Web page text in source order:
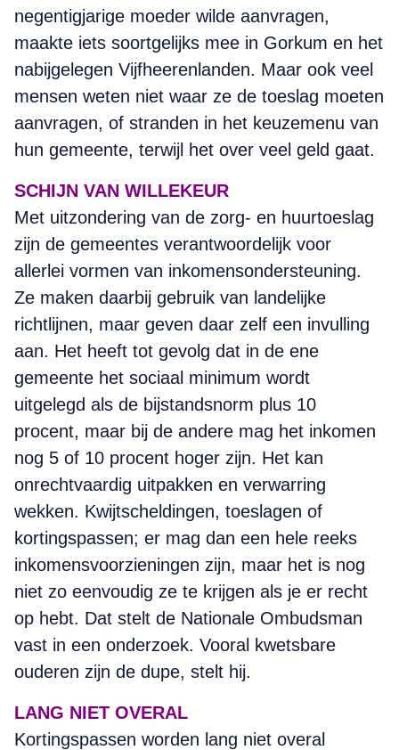
negentigjarige moeder wilde aanvragen,
maakte iets soortgelijks mee in Gorkum en het
nabijgelegen Vijfheerenlanden. Maar ook veel
mensen weten niet waar ze de toeslag moeten
aanvragen, of stranden in het keuzemenu van
hun gemeente, terwijl het over veel geld gaat.
SCHIJN VAN WILLEKEUR
Met uitzondering van de zorg- en huurtoeslag
zijn de gemeentes verantwoordelijk voor
allerlei vormen van inkomensondersteuning.
Ze maken daarbij gebruik van landelijke
richtlijnen, maar geven daar zelf een invulling
aan. Het heeft tot gevolg dat in de ene
gemeente het sociaal minimum wordt
uitgelegd als de bijstandsnorm plus 10
procent, maar bij de andere mag het inkomen
nog 5 of 10 procent hoger zijn. Het kan
onrechtvaardig uitpakken en verwarring
wekken. Kwijtscheldingen, toeslagen of
kortingspassen; er mag dan een hele reeks
inkomensvoorzieningen zijn, maar het is nog
niet zo eenvoudig ze te krijgen als je er recht
op hebt. Dat stelt de Nationale Ombudsman
vast in een onderzoek. Vooral kwetsbare
ouderen zijn de dupe, stelt hij.
LANG NIET OVERAL
Kortingspassen worden lang niet overal